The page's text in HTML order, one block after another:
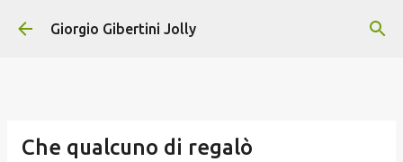
Passa ai contenuti principali
Giorgio Gibertini Jolly
Che qualcuno di regalò